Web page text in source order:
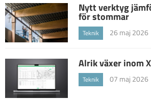
Nytt verktyg
för stommar
Teknik 26 maj 2026
Alrik växer inom
Teknik 07 maj 2026